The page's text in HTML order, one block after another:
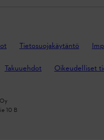
Tietosuojakäytäntö
Takuuehdot Oikeudelliset
10 B